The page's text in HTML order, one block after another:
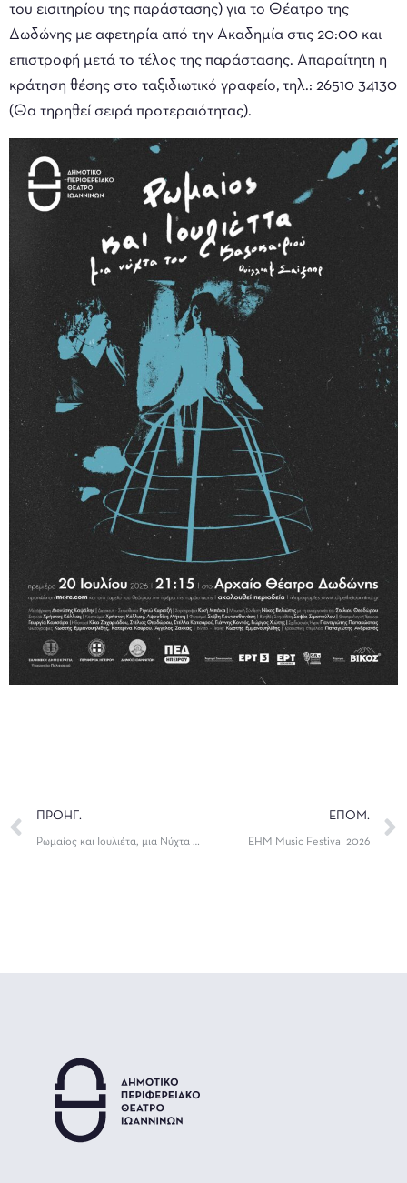
του εισιτηρίου της παράστασης) για το Θέατρο της
Δωδώνης με αφετηρία από την Ακαδημία στις 20:00 και
επιστροφή μετά το τέλος της παράστασης. Απαραίτητη η
κράτηση θέσης στο ταξιδιωτικό γραφείο, τηλ.: 26510 34130
(Θα τηρηθεί σειρά προτεραιότητας).
ΠΡΟΗΓ.
Ρωμαίος και Ιουλιέτα, μια Νύχτα του Καλοκαιριού
ΕΠΟΜ.
ΕΗΜ Music Festival 2026